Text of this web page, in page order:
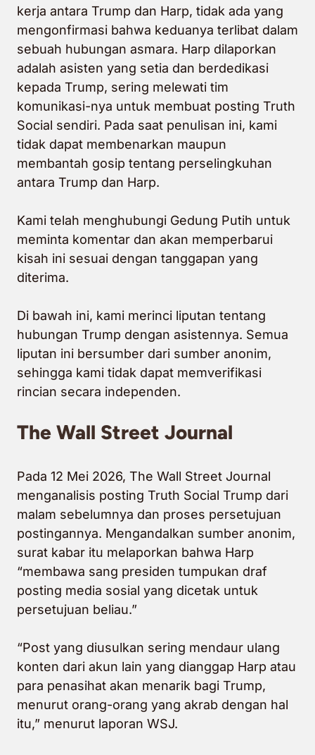
kerja antara Trump dan Harp, tidak ada yang
mengonfirmasi bahwa keduanya terlibat dalam
sebuah hubungan asmara. Harp dilaporkan
adalah asisten yang setia dan berdedikasi
kepada Trump, sering melewati tim
komunikasi-nya untuk membuat posting Truth
Social sendiri. Pada saat penulisan ini, kami
tidak dapat membenarkan maupun
membantah gosip tentang perselingkuhan
antara Trump dan Harp.
Kami telah menghubungi Gedung Putih untuk
meminta komentar dan akan memperbarui
kisah ini sesuai dengan tanggapan yang
diterima.
Di bawah ini, kami merinci liputan tentang
hubungan Trump dengan asistennya. Semua
liputan ini bersumber dari sumber anonim,
sehingga kami tidak dapat memverifikasi
rincian secara independen.
The Wall Street Journal
Pada 12 Mei 2026, The Wall Street Journal
menganalisis posting Truth Social Trump dari
malam sebelumnya dan proses persetujuan
postingannya. Mengandalkan sumber anonim,
surat kabar itu melaporkan bahwa Harp
“membawa sang presiden tumpukan draf
posting media sosial yang dicetak untuk
persetujuan beliau.”
“Post yang diusulkan sering mendaur ulang
konten dari akun lain yang dianggap Harp atau
para penasihat akan menarik bagi Trump,
menurut orang-orang yang akrab dengan hal
itu,” menurut laporan WSJ.